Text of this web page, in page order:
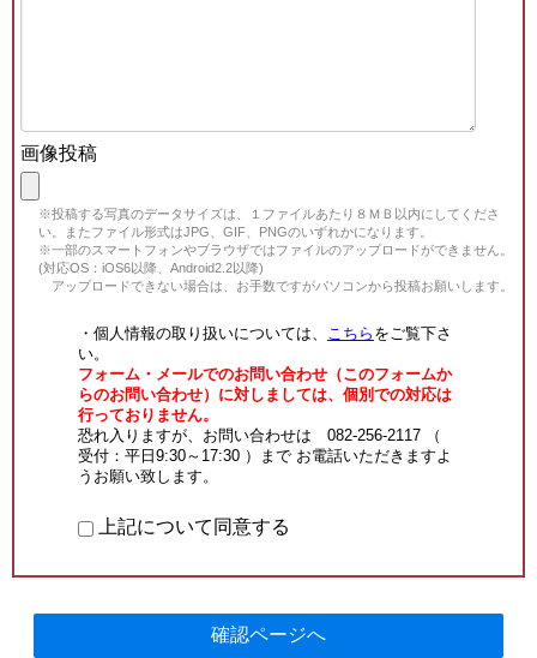
画像投稿
※投稿する写真のデータサイズは、１ファイルあたり８ＭＢ以内にしてくださ
い。またファイル形式はJPG、GIF、PNGのいずれかになります。
※一部のスマートフォンやブラウザではファイルのアップロードができません。
(対応OS：iOS6以降、Android2.2以降)
アップロードできない場合は、お手数ですがパソコンから投稿お願いします。
・個人情報の取り扱いについては、 こちら をご覧下さ
い。
フォーム・メールでのお問い合わせ（このフォームか
らのお問い合わせ）に対しましては、個別での対応は
行っておりません。
恐れ入りますが、お問い合わせは 082-256-2117 （
受付：平日9:30～17:30 ）まで お電話いただきますよ
うお願い致します。
上記について同意する
確認ページへ